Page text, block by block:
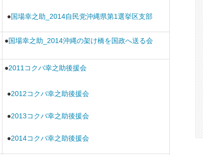
●国場幸之助_2014自民党沖縄県第1選挙区支部
●国場幸之助_2014沖縄の架け橋を国政へ送る会
●2011コクバ幸之助後援会
●2012コクバ幸之助後援会
●2013コクバ幸之助後援会
●2014コクバ幸之助後援会